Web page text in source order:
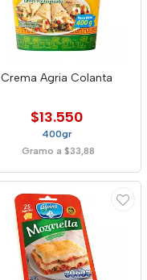
Crema Agria Colanta
$13.550
400gr
Gramo a $33,88